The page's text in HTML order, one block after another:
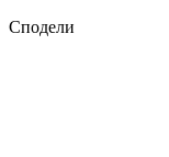
Сподели